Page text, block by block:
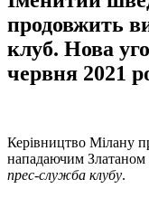
продовжить
клуб. Нова
червня 2021
Керівництво Мілану
нападаючим Златаном
прес-служба клубу.